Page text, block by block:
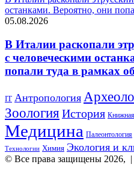
останками. Вероятно, они
05.08.2026
В Италии раскопали
с человеческими
попали туда в рамках
IT Антропология
Зоология История
Медицина Палеонтология
Технологии Химия Экология и
© Все права защищены 2026, |